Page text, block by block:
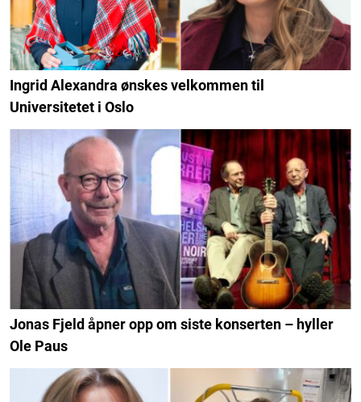
Ingrid Alexandra ønskes velkommen til
Universitetet i Oslo
Jonas Fjeld åpner opp om siste konserten – hyller
Ole Paus